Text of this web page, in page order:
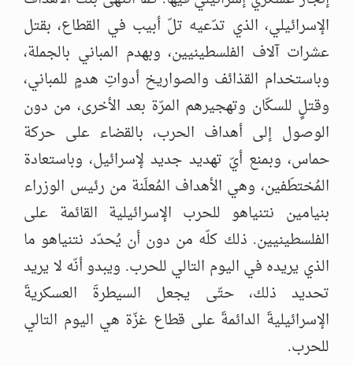
الإسرائيلي، الذي تدّعيه تلّ أبيب في القطاع، بقتل
عشرات آلاف الفلسطينيين، وبهدم المباني بالجملة،
وباستخدام القذائف والصواريخ أدواتِ هدمٍ للمباني،
وقتلٍ للسكّان وتهجيرهم المرّة بعد الأخرى، من دون
الوصول إلى أهداف الحرب، بالقضاء على حركة
حماس، وبمنع أيّ تهديد جديد لإسرائيل، وباستعادة
المُختطَفين، وهي الأهداف المُعلَنة من رئيس الوزراء
بنيامين نتنياهو للحرب الإسرائيلية القائمة على
الفلسطينيين. ذلك كلّه من دون أن يُحدّد نتنياهو ما
الذي يريده في اليوم التالي للحرب. ويبدو أنّه لا يريد
تحديد ذلك، حتّى يجعل السيطرةَ العسكريةَ
الإسرائيليةَ الدائمةَ على قطاع غزّة هي اليوم التالي
للحرب.